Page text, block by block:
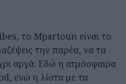
το Mpartoun είναι το
την παρέα, να τα
αργά. Εδώ η ατμόσφαιρα
ενώ η λίστα με τα